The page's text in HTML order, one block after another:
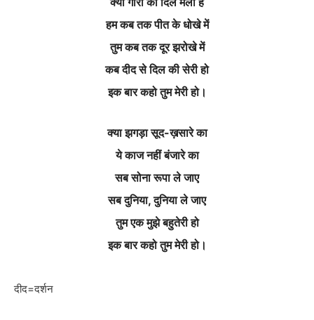
हम कब तक पीत के धोखे में
तुम कब तक दूर झरोखे में
कब दीद से दिल की सेरी हो
इक बार कहो तुम मेरी हो।
क्या झगड़ा सूद-ख़सारे का
ये काज नहीं बंजारे का
सब सोना रूपा ले जाए
सब दुनिया, दुनिया ले जाए
तुम एक मुझे बहुतेरी हो
इक बार कहो तुम मेरी हो।
दीद=दर्शन